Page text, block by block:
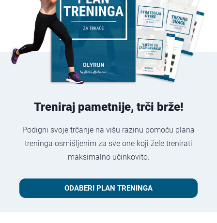
Treniraj pametnije, trči brže!
Podigni svoje trčanje na višu razinu pomoću plana
treninga osmišljenim za sve one koji žele trenirati
maksimalno učinkovito.
ODABERI PLAN TRENINGA